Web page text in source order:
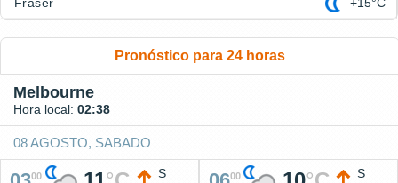
Pronóstico para 24 horas
Melbourne
Hora local: 02:38
08 AGOSTO, SABADO
00
S
00
S